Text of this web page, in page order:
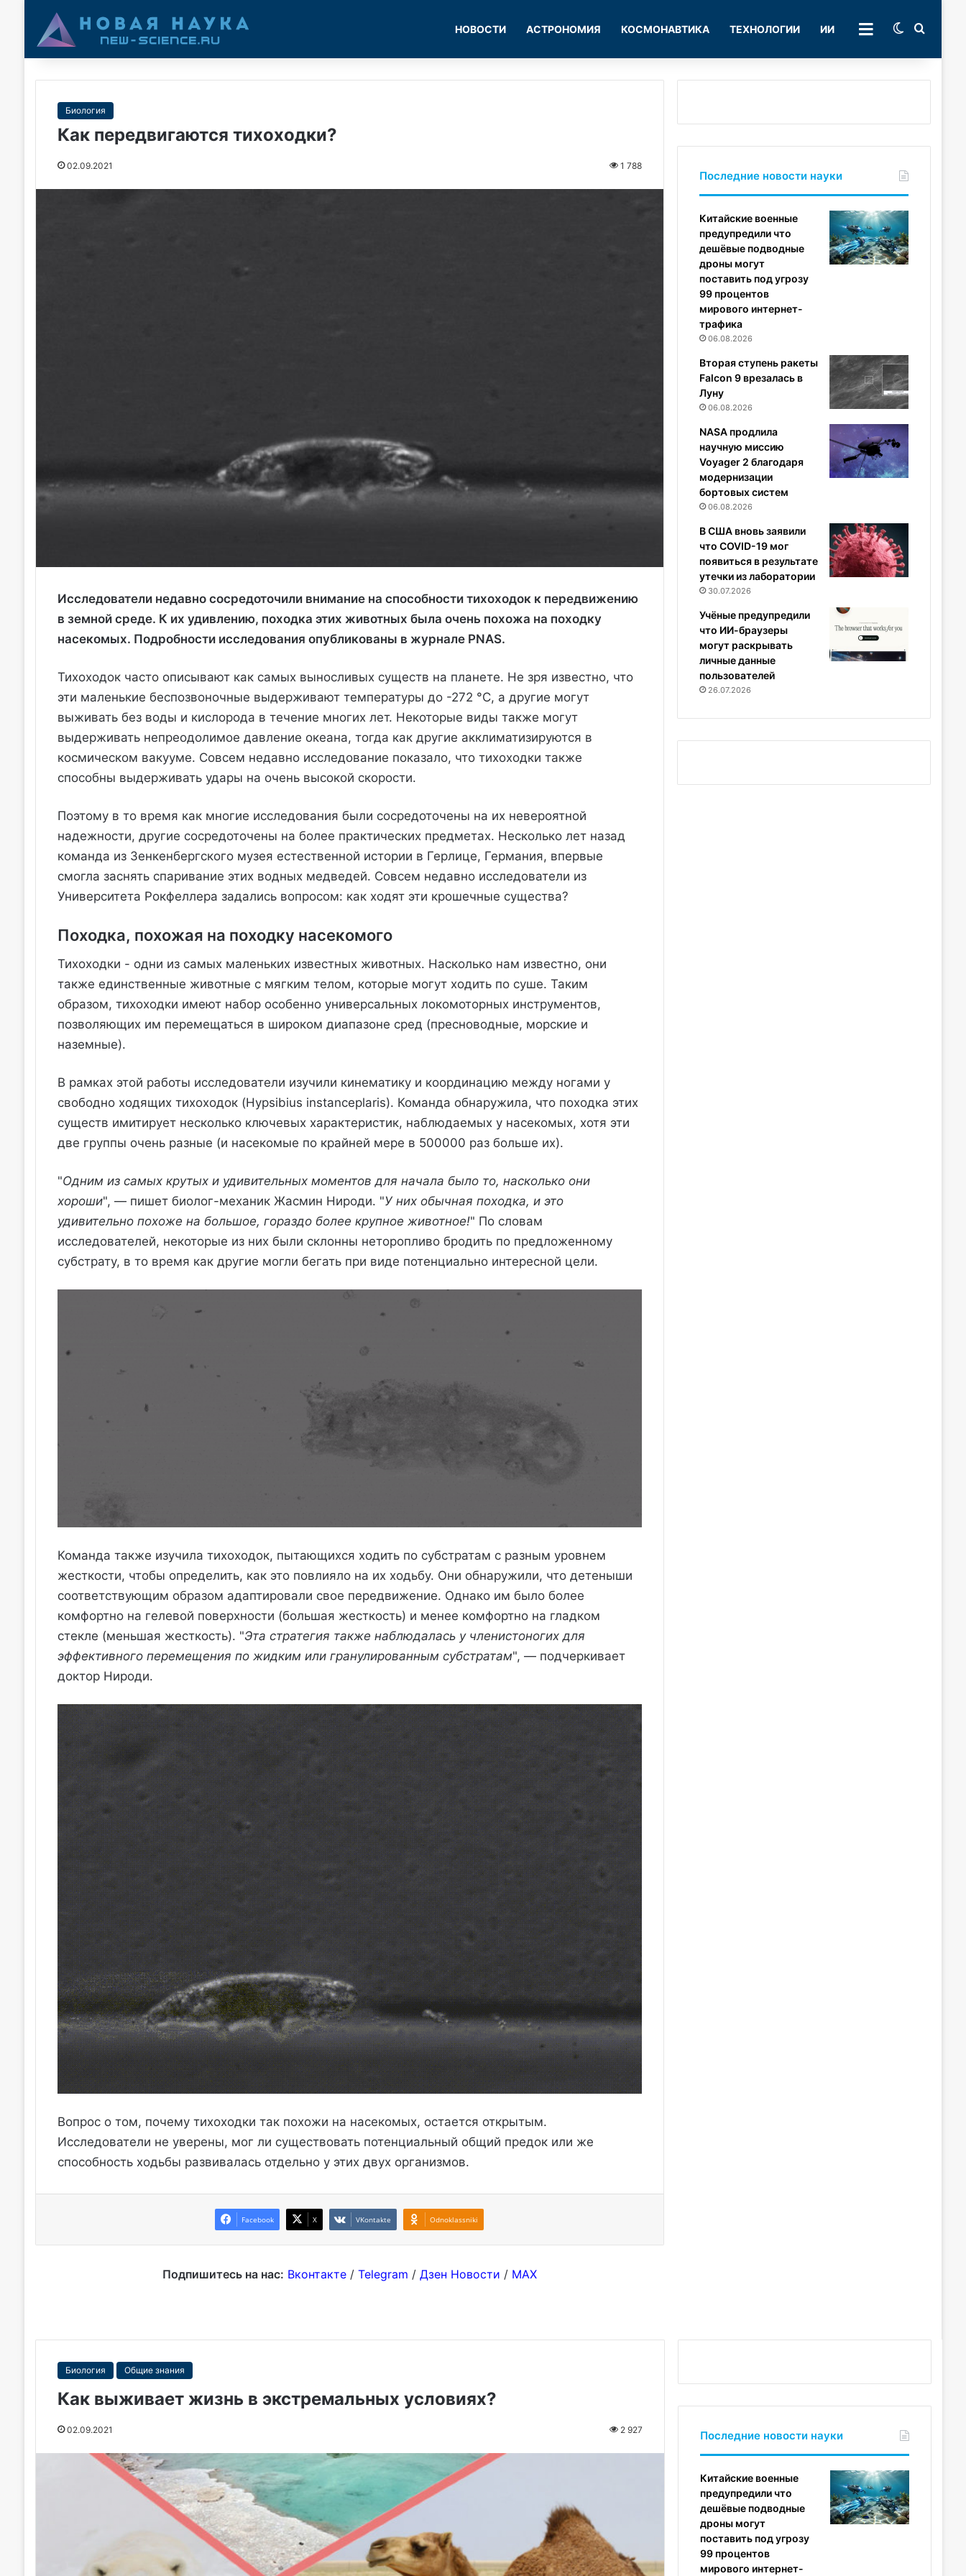
НОВОСТИ АСТРОНОМИЯ КОСМОНАВТИКА ТЕХНОЛОГИИ ИИ РУБРИКИSwitch skin
Биология
Как передвигаются тихоходки?
02.09.2021 1 788
Исследователи недавно сосредоточили внимание на способности тихоходок к передвижению
в земной среде. К их удивлению, походка этих животных была очень похожа на походку
насекомых. Подробности исследования опубликованы в журнале PNAS.
Тихоходок часто описывают как самых выносливых существ на планете. Не зря известно, что
эти маленькие беспозвоночные выдерживают температуры до -272 °C, а другие могут
выживать без воды и кислорода в течение многих лет. Некоторые виды также могут
выдерживать непреодолимое давление океана, тогда как другие акклиматизируются в
космическом вакууме. Совсем недавно исследование показало, что тихоходки также
способны выдерживать удары на очень высокой скорости.
Поэтому в то время как многие исследования были сосредоточены на их невероятной
надежности, другие сосредоточены на более практических предметах. Несколько лет назад
команда из Зенкенбергского музея естественной истории в Герлице, Германия, впервые
смогла заснять спаривание этих водных медведей. Совсем недавно исследователи из
Университета Рокфеллера задались вопросом: как ходят эти крошечные существа?
Походка, похожая на походку насекомого
Тихоходки - одни из самых маленьких известных животных. Насколько нам известно, они
также единственные животные с мягким телом, которые могут ходить по суше. Таким
образом, тихоходки имеют набор особенно универсальных локомоторных инструментов,
позволяющих им перемещаться в широком диапазоне сред (пресноводные, морские и
наземные).
В рамках этой работы исследователи изучили кинематику и координацию между ногами у
свободно ходящих тихоходок (Hypsibius instanceplaris). Команда обнаружила, что походка этих
существ имитирует несколько ключевых характеристик, наблюдаемых у насекомых, хотя эти
две группы очень разные (и насекомые по крайней мере в 500000 раз больше их).
"Одним из самых крутых и удивительных моментов для начала было то, насколько они
хороши", — пишет биолог-механик Жасмин Нироди. "У них обычная походка, и это
удивительно похоже на большое, гораздо более крупное животное!" По словам
исследователей, некоторые из них были склонны неторопливо бродить по предложенному
субстрату, в то время как другие могли бегать при виде потенциально интересной цели.
Команда также изучила тихоходок, пытающихся ходить по субстратам с разным уровнем
жесткости, чтобы определить, как это повлияло на их ходьбу. Они обнаружили, что детеныши
соответствующим образом адаптировали свое передвижение. Однако им было более
комфортно на гелевой поверхности (большая жесткость) и менее комфортно на гладком
стекле (меньшая жесткость). "Эта стратегия также наблюдалась у членистоногих для
эффективного перемещения по жидким или гранулированным субстратам", — подчеркивает
доктор Нироди.
Вопрос о том, почему тихоходки так похожи на насекомых, остается открытым.
Исследователи не уверены, мог ли существовать потенциальный общий предок или же
способность ходьбы развивалась отдельно у этих двух организмов.
Facebook X VKontakte Odnoklassniki
Подпишитесь на нас: Вконтакте/ Telegram / Дзен Новости / MAX
Последние новости науки
Китайские военные
предупредили что
дешёвые подводные
дроны могут
поставить под угрозу
99 процентов
мирового интернет-
трафика
06.08.2026
Вторая ступень ракеты
Falcon 9 врезалась в
Луну
06.08.2026
NASA продлила
научную миссию
Voyager 2 благодаря
модернизации
бортовых систем
06.08.2026
В США вновь заявили
что COVID-19 мог
появиться в результате
утечки из лаборатории
30.07.2026
Учёные предупредили
что ИИ-браузеры
могут раскрывать
личные данные
пользователей
26.07.2026